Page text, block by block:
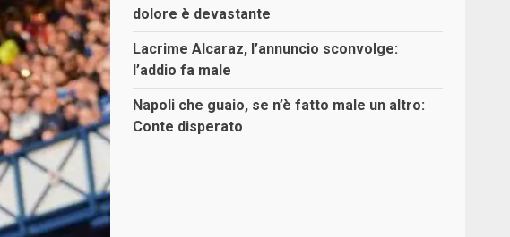
dolore è devastante
Lacrime Alcaraz, l’annuncio sconvolge:
l’addio fa male
Napoli che guaio, se n’è fatto male un altro:
Conte disperato